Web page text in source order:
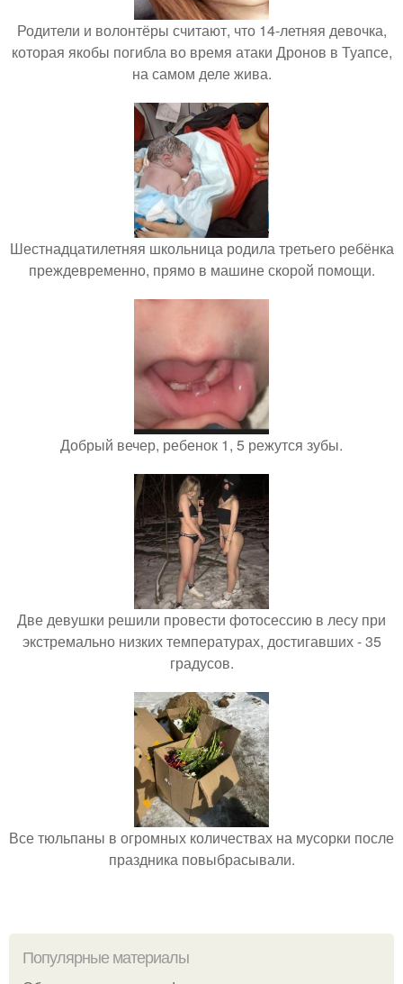
Родители и волонтёры считают, что 14-летняя девочка,
которая якобы погибла во время атаки Дронов в Туапсе,
на самом деле жива.
Шестнадцатилетняя школьница родила третьего ребёнка
преждевременно, прямо в машине скорой помощи.
Добрый вечер, ребенок 1, 5 режутся зубы.
Две девушки решили провести фотосессию в лесу при
экстремально низких температурах, достигавших - 35
градусов.
Все тюльпаны в огромных количествах на мусорки после
праздника повыбрасывали.
Популярные материалы